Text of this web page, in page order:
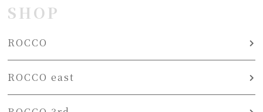
SHOP
ROCCO
ROCCO east